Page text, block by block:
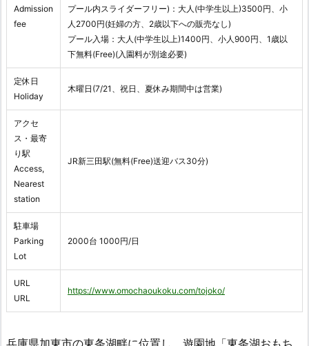
Admission
fee
プール内スライダーフリー)：大人(中学生以上)3500円、小
人2700円(妊婦の方、2歳以下への販売なし)
プール入場：大人(中学生以上)1400円、小人900円、1歳以
下無料(Free)(入園料が別途必要)
定休日
Holiday
木曜日(7/21、祝日、夏休み期間中は営業)
アクセ
ス・最寄
り駅
Access,
Nearest
station
JR新三田駅(無料(Free)送迎バス30分)
駐車場
Parking
Lot
2000台 1000円/日
URL
URL
https://www.omochaoukoku.com/tojoko/